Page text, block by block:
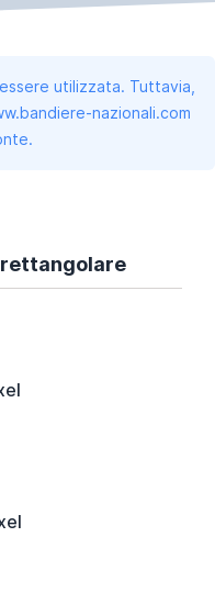
utilizzata. Tuttavia,
nazionali.com